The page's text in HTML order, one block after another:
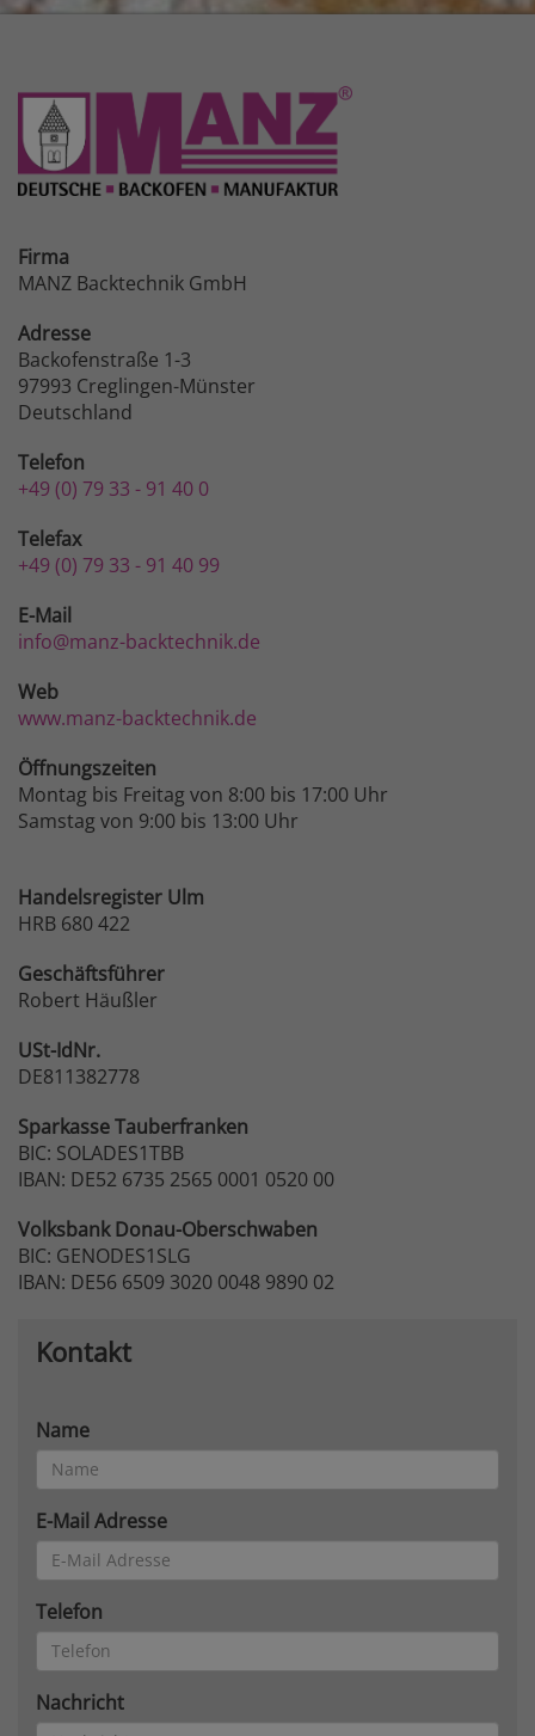
Firma
MANZ Backtechnik GmbH
Adresse
Backofenstraße 1-3
97993 Creglingen-Münster
Deutschland
Telefon
+49 (0) 79 33 - 91 40 0
Telefax
+49 (0) 79 33 - 91 40 99
E-Mail
info@manz-backtechnik.de
Web
www.manz-backtechnik.de
Öffnungszeiten
Montag bis Freitag von 8:00 bis 17:00 Uhr
Samstag von 9:00 bis 13:00 Uhr
Handelsregister Ulm
HRB 680 422
Geschäftsführer
Robert Häußler
USt-IdNr.
DE811382778
SparkasseTauberfranken
BIC: SOLADES1TBB
IBAN: DE52 6735 2565 0001 0520 00
VolksbankDonau-Oberschwaben
BIC: GENODES1SLG
IBAN: DE56 6509 3020 0048 9890 02
Kontakt
Name
E-Mail Adresse
Telefon
Nachricht